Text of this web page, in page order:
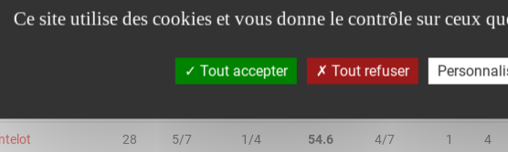
28 5/7 1/4 54.6 4/7 1 4
Ce site utilise des cookies et vous donne le contrôle sur ceux
Tout accepter Tout refuser